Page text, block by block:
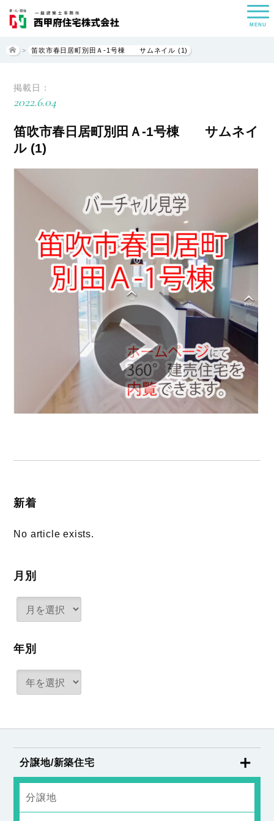
MENU
> 笛吹市春日居町別田Ａ-1号棟 サムネイル (1)
掲載日：
2022.6.04
笛吹市春日居町別田Ａ-1号棟 サムネイ
ル (1)
新着
No article exists.
月別
年別
分譲地/新築住宅
分譲地